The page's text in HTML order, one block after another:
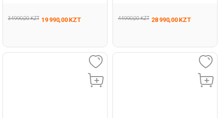
34 990,00 KZT 19 990,00 KZT 44 990,00 KZT 28 990,00 KZT